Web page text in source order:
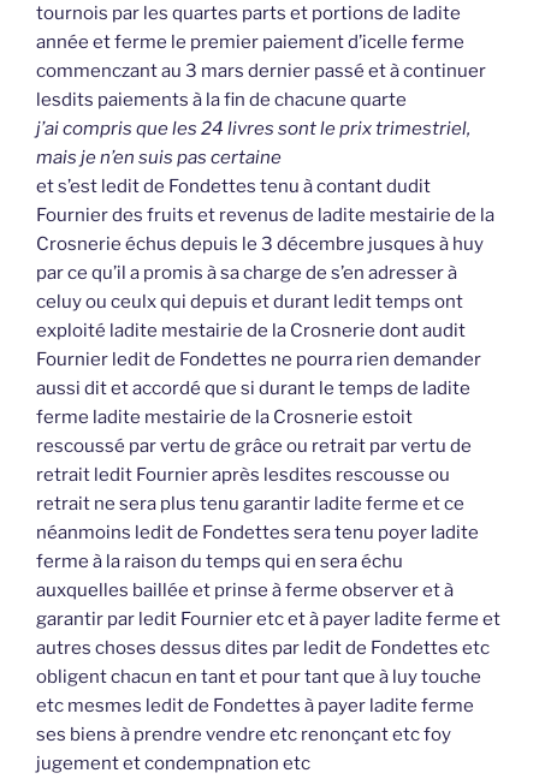
tournois par les quartes parts et portions de ladite
année et ferme le premier paiement d’icelle ferme
commenczant au 3 mars dernier passé et à continuer
lesdits paiements à la fin de chacune quarte
j’ai compris que les 24 livres sont le prix trimestriel,
mais je n’en suis pas certaine
et s’est ledit de Fondettes tenu à contant dudit
Fournier des fruits et revenus de ladite mestairie de la
Crosnerie échus depuis le 3 décembre jusques à huy
par ce qu’il a promis à sa charge de s’en adresser à
celuy ou ceulx qui depuis et durant ledit temps ont
exploité ladite mestairie de la Crosnerie dont audit
Fournier ledit de Fondettes ne pourra rien demander
aussi dit et accordé que si durant le temps de ladite
ferme ladite mestairie de la Crosnerie estoit
rescoussé par vertu de grâce ou retrait par vertu de
retrait ledit Fournier après lesdites rescousse ou
retrait ne sera plus tenu garantir ladite ferme et ce
néanmoins ledit de Fondettes sera tenu poyer ladite
ferme à la raison du temps qui en sera échu
auxquelles baillée et prinse à ferme observer et à
garantir par ledit Fournier etc et à payer ladite ferme et
autres choses dessus dites par ledit de Fondettes etc
obligent chacun en tant et pour tant que à luy touche
etc mesmes ledit de Fondettes à payer ladite ferme
ses biens à prendre vendre etc renonçant etc foy
jugement et condempnation etc